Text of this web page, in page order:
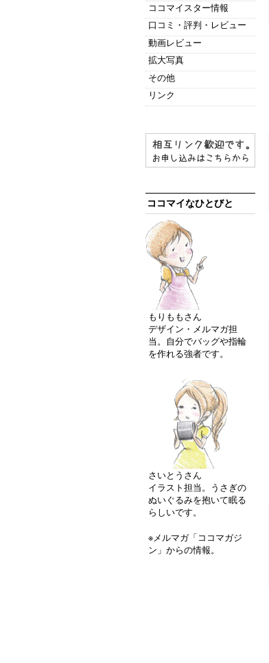
ココマイスター情報
口コミ・評判・レビュー
動画レビュー
拡大写真
その他
リンク
ココマイなひとびと
もりももさん
デザイン・メルマガ担
当。自分でバッグや指輪
を作れる強者です。
さいとうさん
イラスト担当。うさぎの
ぬいぐるみを抱いて眠る
らしいです。
※メルマガ「ココマガジ
ン」からの情報。